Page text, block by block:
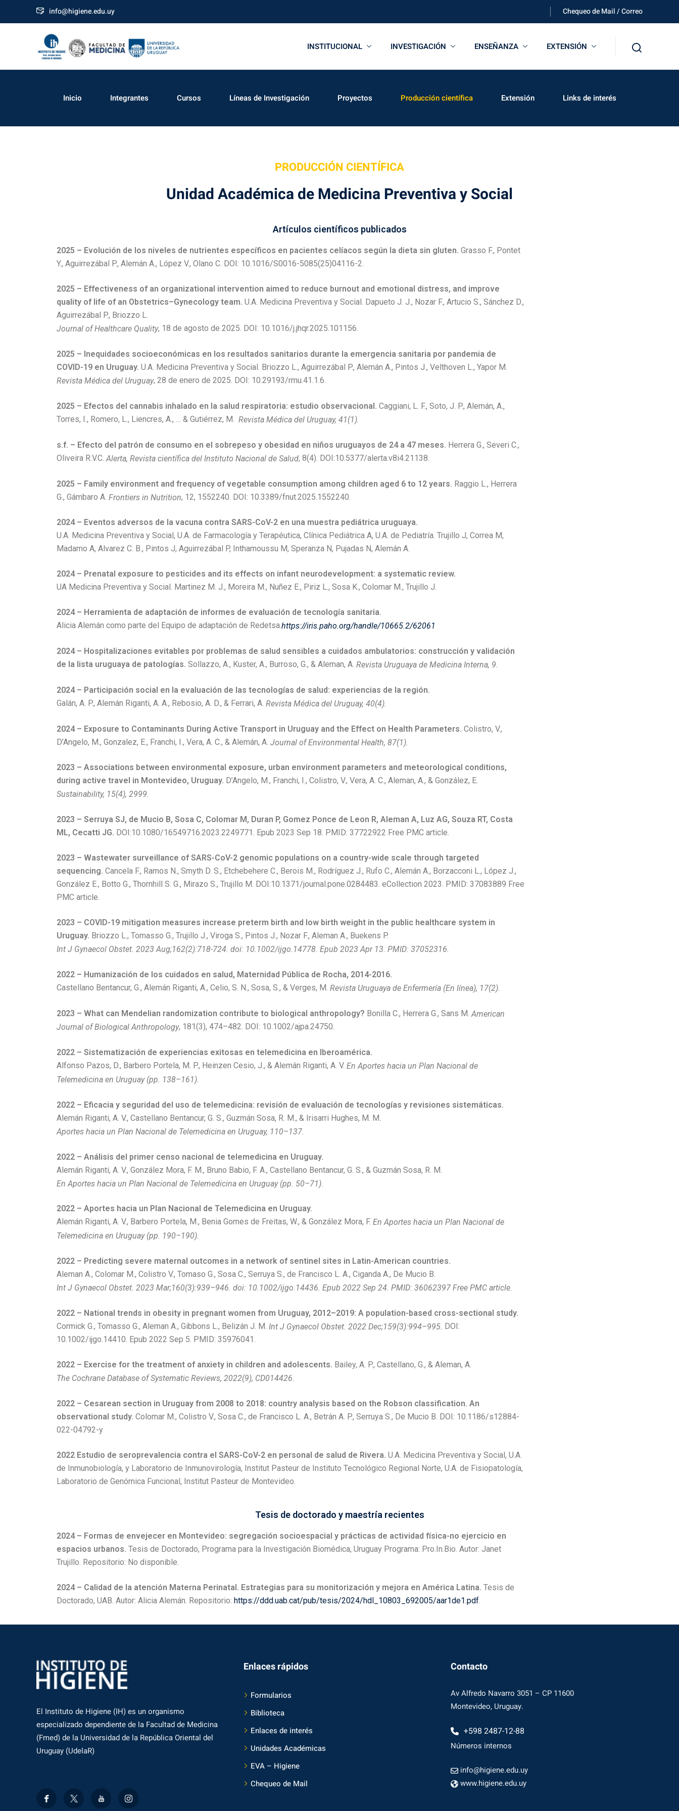
info@higiene.edu.uy Chequeo de Mail / Correo
INSTITUCIONAL INVESTIGACIÓN ENSEÑANZA EXTENSIÓN
Inicio Integrantes Cursos Líneas de Investigación Proyectos Producción científica Extensión Links de interés
PRODUCCIÓN CIENTÍFICA
Unidad Académica de Medicina Preventiva y Social
Artículos científicos publicados
2025 – Evolución de los niveles de nutrientes específicos en pacientes celíacos según la dieta sin gluten. Grasso F., Pontet
Y., Aguirrezábal P., Alemán A., López V., Olano C. DOI: 10.1016/S0016-5085(25)04116-2.
2025 – Effectiveness of an organizational intervention aimed to reduce burnout and emotional distress, and improve
quality of life of an Obstetrics–Gynecology team. U.A. Medicina Preventiva y Social. Dapueto J. J., Nozar F., Artucio S., Sánchez D.,
Aguirrezábal P., Briozzo L.
Journal of Healthcare Quality, 18 de agosto de 2025. DOI: 10.1016/j.jhqr.2025.101156.
2025 – Inequidades socioeconómicas en los resultados sanitarios durante la emergencia sanitaria por pandemia de
COVID-19 en Uruguay. U.A. Medicina Preventiva y Social. Briozzo L., Aguirrezábal P., Alemán A., Pintos J., Velthoven L., Yapor M.
Revista Médica del Uruguay, 28 de enero de 2025. DOI: 10.29193/rmu.41.1.6.
2025 – Efectos del cannabis inhalado en la salud respiratoria: estudio observacional. Caggiani, L. F., Soto, J. P., Alemán, A.,
Torres, I., Romero, L., Liencres, A., … & Gutiérrez, M. Revista Médica del Uruguay, 41(1).
s.f. – Efecto del patrón de consumo en el sobrepeso y obesidad en niños uruguayos de 24 a 47 meses. Herrera G., Severi C.,
Oliveira R.V.C. Alerta, Revista científica del Instituto Nacional de Salud, 8(4). DOI:10.5377/alerta.v8i4.21138.
2025 – Family environment and frequency of vegetable consumption among children aged 6 to 12 years. Raggio L., Herrera
G., Gámbaro A. Frontiers in Nutrition, 12, 1552240. DOI: 10.3389/fnut.2025.1552240.
2024 – Eventos adversos de la vacuna contra SARS-CoV-2 en una muestra pediátrica uruguaya.
U.A. Medicina Preventiva y Social, U.A. de Farmacología y Terapéutica, Clínica Pediátrica A, U.A. de Pediatría. Trujillo J, Correa M,
Madamo A, Alvarez C. B., Pintos J, Aguirrezábal P, Inthamoussu M, Speranza N, Pujadas N, Alemán A.
2024 – Prenatal exposure to pesticides and its effects on infant neurodevelopment: a systematic review.
UA Medicina Preventiva y Social. Martinez M. J., Moreira M., Nuñez E., Piriz L., Sosa K., Colomar M., Trujillo J.
2024 – Herramienta de adaptación de informes de evaluación de tecnología sanitaria.
Alicia Alemán como parte del Equipo de adaptación de Redetsa.https://iris.paho.org/handle/10665.2/62061
2024 – Hospitalizaciones evitables por problemas de salud sensibles a cuidados ambulatorios: construcción y validación
de la lista uruguaya de patologías. Sollazzo, A., Kuster, A., Burroso, G., & Aleman, A. Revista Uruguaya de Medicina Interna, 9.
2024 – Participación social en la evaluación de las tecnologías de salud: experiencias de la región.
Galán, A. P., Alemán Riganti, A. A., Rebosio, A. D., & Ferrari, A. Revista Médica del Uruguay, 40(4).
2024 – Exposure to Contaminants During Active Transport in Uruguay and the Effect on Health Parameters. Colistro, V.,
D’Angelo, M., Gonzalez, E., Franchi, I., Vera, A. C., & Alemán, A. Journal of Environmental Health, 87(1).
2023 – Associations between environmental exposure, urban environment parameters and meteorological conditions,
during active travel in Montevideo, Uruguay. D’Angelo, M., Franchi, I., Colistro, V., Vera, A. C., Aleman, A., & González, E.
Sustainability, 15(4), 2999.
2023 – Serruya SJ, de Mucio B, Sosa C, Colomar M, Duran P, Gomez Ponce de Leon R, Aleman A, Luz AG, Souza RT, Costa
ML, Cecatti JG. DOI:10.1080/16549716.2023.2249771. Epub 2023 Sep 18. PMID: 37722922 Free PMC article.
2023 – Wastewater surveillance of SARS-CoV-2 genomic populations on a country-wide scale through targeted
sequencing. Cancela F., Ramos N., Smyth D. S., Etchebehere C., Berois M., Rodríguez J., Rufo C., Alemán A., Borzacconi L., López J.,
González E., Botto G., Thornhill S. G., Mirazo S., Trujillo M. DOI:10.1371/journal.pone.0284483. eCollection 2023. PMID: 37083889 Free
PMC article.
2023 – COVID-19 mitigation measures increase preterm birth and low birth weight in the public healthcare system in
Uruguay. Briozzo L., Tomasso G., Trujillo J., Viroga S., Pintos J., Nozar F., Aleman A., Buekens P.
Int J Gynaecol Obstet. 2023 Aug;162(2):718-724. doi: 10.1002/ijgo.14778. Epub 2023 Apr 13. PMID: 37052316.
2022 – Humanización de los cuidados en salud, Maternidad Pública de Rocha, 2014-2016.
Castellano Bentancur, G., Alemán Riganti, A., Celio, S. N., Sosa, S., & Verges, M. Revista Uruguaya de Enfermería (En línea), 17(2).
2023 – What can Mendelian randomization contribute to biological anthropology? Bonilla C., Herrera G., Sans M. American
Journal of Biological Anthropology, 181(3), 474–482. DOI: 10.1002/ajpa.24750.
2022 – Sistematización de experiencias exitosas en telemedicina en Iberoamérica.
Alfonso Pazos, D., Barbero Portela, M. P., Heinzen Cesio, J., & Alemán Riganti, A. V. En Aportes hacia un Plan Nacional de
Telemedicina en Uruguay (pp. 138–161).
2022 – Eficacia y seguridad del uso de telemedicina: revisión de evaluación de tecnologías y revisiones sistemáticas.
Alemán Riganti, A. V., Castellano Bentancur, G. S., Guzmán Sosa, R. M., & Irisarri Hughes, M. M.
Aportes hacia un Plan Nacional de Telemedicina en Uruguay, 110–137.
2022 – Análisis del primer censo nacional de telemedicina en Uruguay.
Alemán Riganti, A. V., González Mora, F. M., Bruno Babio, F. A., Castellano Bentancur, G. S., & Guzmán Sosa, R. M.
En Aportes hacia un Plan Nacional de Telemedicina en Uruguay (pp. 50–71).
2022 – Aportes hacia un Plan Nacional de Telemedicina en Uruguay.
Alemán Riganti, A. V., Barbero Portela, M., Benia Gomes de Freitas, W., & González Mora, F. En Aportes hacia un Plan Nacional de
Telemedicina en Uruguay (pp. 190–190).
2022 – Predicting severe maternal outcomes in a network of sentinel sites in Latin-American countries.
Aleman A., Colomar M., Colistro V., Tomaso G., Sosa C., Serruya S., de Francisco L. A., Ciganda A., De Mucio B.
Int J Gynaecol Obstet. 2023 Mar;160(3):939–946. doi: 10.1002/ijgo.14436. Epub 2022 Sep 24. PMID: 36062397 Free PMC article.
2022 – National trends in obesity in pregnant women from Uruguay, 2012–2019: A population-based cross-sectional study.
Cormick G., Tomasso G., Aleman A., Gibbons L., Belizán J. M. Int J Gynaecol Obstet. 2022 Dec;159(3):994–995. DOI:
10.1002/ijgo.14410. Epub 2022 Sep 5. PMID: 35976041.
2022 – Exercise for the treatment of anxiety in children and adolescents. Bailey, A. P., Castellano, G., & Aleman, A.
The Cochrane Database of Systematic Reviews, 2022(9), CD014426.
2022 – Cesarean section in Uruguay from 2008 to 2018: country analysis based on the Robson classification. An
observational study. Colomar M., Colistro V., Sosa C., de Francisco L. A., Betrán A. P., Serruya S., De Mucio B. DOI: 10.1186/s12884-
022-04792-y
2022 Estudio de seroprevalencia contra el SARS-CoV-2 en personal de salud de Rivera. U.A. Medicina Preventiva y Social, U.A.
de Inmunobiología, y Laboratorio de Inmunovirología, Institut Pasteur de Instituto Tecnológico Regional Norte, U.A. de Fisiopatología,
Laboratorio de Genómica Funcional, Institut Pasteur de Montevideo.
Tesis de doctorado y maestría recientes
2024 – Formas de envejecer en Montevideo: segregación socioespacial y prácticas de actividad física-no ejercicio en
espacios urbanos. Tesis de Doctorado, Programa para la Investigación Biomédica, Uruguay Programa: Pro.In.Bio. Autor: Janet
Trujillo. Repositorio: No disponible.
2024 – Calidad de la atención Materna Perinatal. Estrategias para su monitorización y mejora en América Latina. Tesis de
Doctorado, UAB. Autor: Alicia Alemán. Repositorio: https://ddd.uab.cat/pub/tesis/2024/hdl_10803_692005/aar1de1.pdf.
El Instituto de Higiene (IH) es un organismo
especializado dependiente de la Facultad de Medicina
(Fmed) de la Universidad de la República Oriental del
Uruguay (UdelaR)
Enlaces rápidos
Formularios
Biblioteca
Enlaces de interés
Unidades Académicas
EVA – Higiene
Chequeo de Mail
Contacto
Av Alfredo Navarro 3051 – CP 11600
Montevideo, Uruguay.
+598 2487-12-88
Números internos
info@higiene.edu.uy
www.higiene.edu.uy